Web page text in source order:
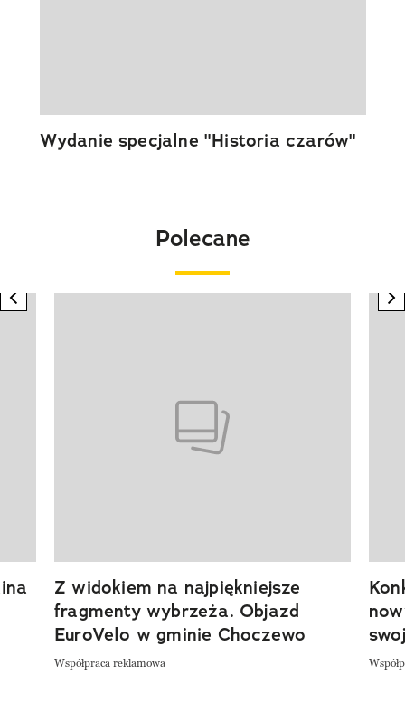
Wydanie specjalne "Historia czarów"
Polecane
previous element
Z widokiem na najpiękniejsze
fragmenty wybrzeża. Objazd
EuroVelo w gminie Choczewo
Współpraca reklamowa